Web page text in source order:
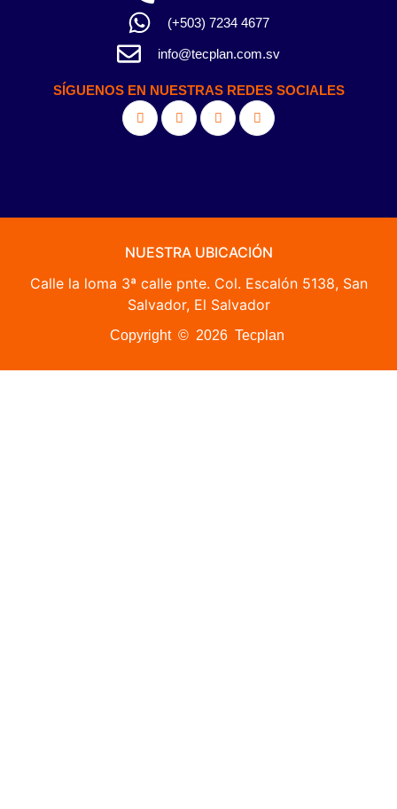
(+503) 7234 4677
info@tecplan.com.sv
SÍGUENOS EN NUESTRAS REDES SOCIALES
NUESTRA UBICACIÓN
Calle la loma 3ª calle pnte. Col. Escalón 5138, San
Salvador, El Salvador
Copyright © 2026 Tecplan